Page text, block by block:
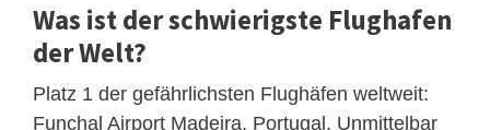
Was ist der schwierigste Flughafen
der Welt?
Platz 1 der gefährlichsten Flughäfen weltweit:
Funchal Airport Madeira, Portugal. Unmittelbar